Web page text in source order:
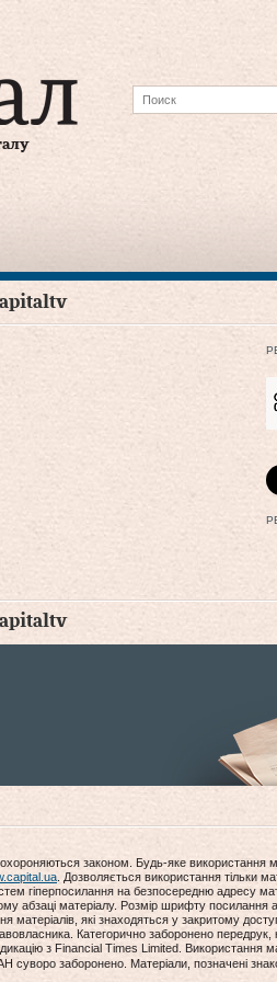
законом. Будь-яке використання
. Дозволяється використання тільки
гіперпосилання на безпосередню адресу
абзаці матеріалу. Розмір шрифту посилання
які знаходяться у закритому
Категорично заборонено передрук,
з Financial Times Limited. Використання
суворо заборонено. Матеріали, позначені